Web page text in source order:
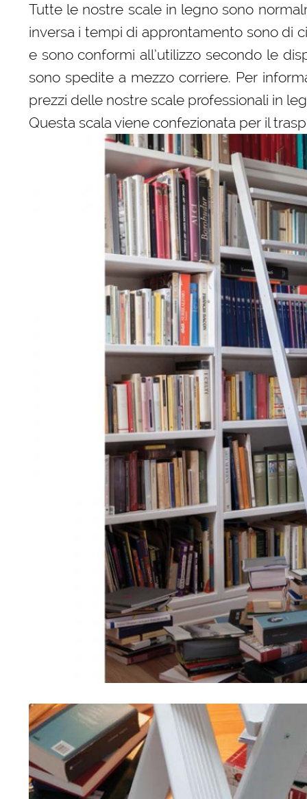
Tutte le nostre scale in legno sono
inversa i tempi di approntamento sono di
e sono conformi all’utilizzo secondo le
sono spedite a mezzo corriere. Per
prezzi delle nostre scale professionali in
Questa scala viene confezionata per il